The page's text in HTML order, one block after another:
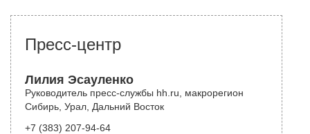
Пресс-центр
Лилия Эсауленко
Руководитель пресс-службы hh.ru, макрорегион
Сибирь, Урал, Дальний Восток
+7 (383) 207-94-64